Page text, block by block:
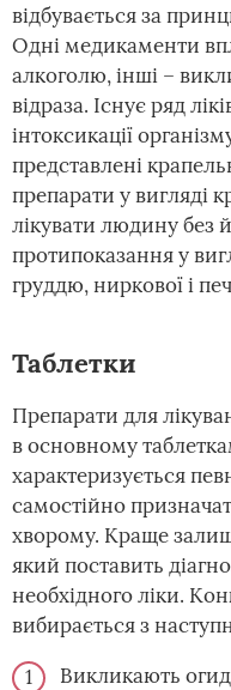
відбувається за
Одні медикаменти
алкоголю, інші –
відраза. Існує ряд
інтоксикації
представлені
препарати у вигляді
лікувати людину без
протипоказання у
груддю, ниркової і
Таблетки
Препарати для
в основному
характеризується
самостійно
хворому. Краще
який поставить
необхідного ліки.
вибирається з
Викликають